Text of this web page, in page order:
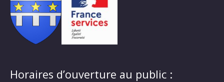
Horaires d’ouverture au public :